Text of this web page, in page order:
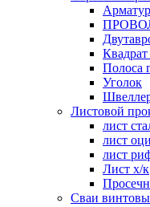
Полоса
Уголок
Листовой
лист
лист
лист
Лист х/к
Сваи